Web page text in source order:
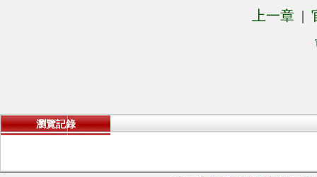
上一章 |
瀏覽記錄